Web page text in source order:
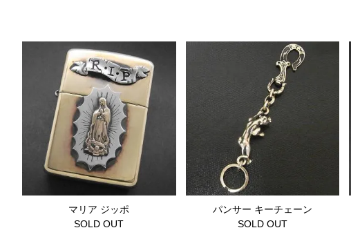
マリア ジッポ
SOLD OUT
パンサー キーチェーン
SOLD OUT